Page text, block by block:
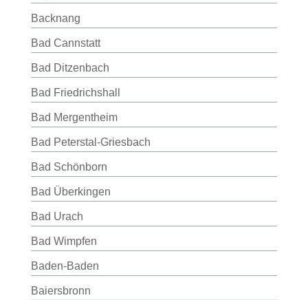
Backnang
Bad Cannstatt
Bad Ditzenbach
Bad Friedrichshall
Bad Mergentheim
Bad Peterstal-Griesbach
Bad Schönborn
Bad Überkingen
Bad Urach
Bad Wimpfen
Baden-Baden
Baiersbronn